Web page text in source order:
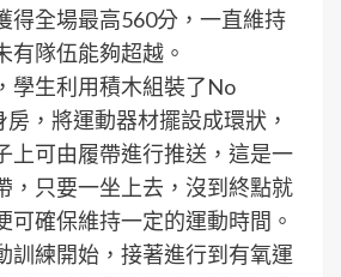
得全場最高560分，一直維持
有隊伍能夠超越。
學生利用積木組裝了No
，將運動器材擺設成環狀，
上可由履帶進行推送，這是一
，只要一坐上去，沒到終點就
可確保維持一定的運動時間。
訓練開始，接著進行到有氧運